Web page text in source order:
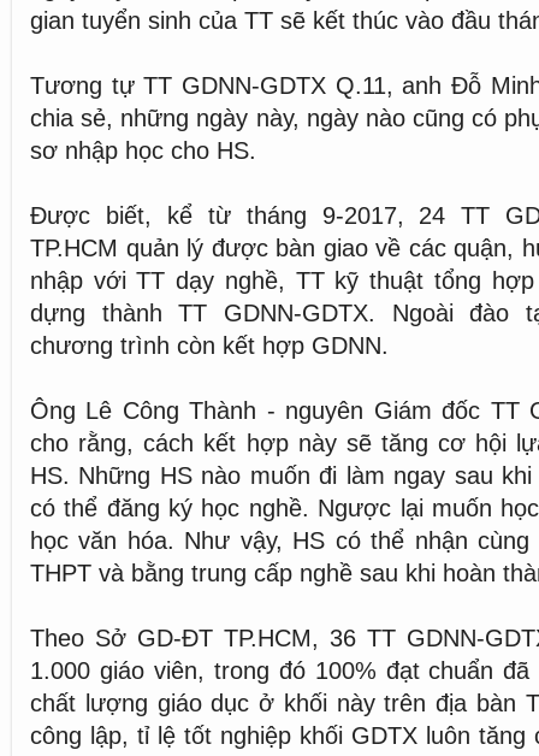
gian tuyển sinh của TT sẽ kết thúc vào đầu
Tương tự TT GDNN-GDTX Q.11, anh Đỗ
chia sẻ, những ngày này, ngày nào cũng có
sơ nhập học cho HS.
Được biết, kể từ tháng 9-2017, 24 TT
TP.HCM quản lý được bàn giao về các quận,
nhập với TT dạy nghề, TT kỹ thuật tổng
dựng thành TT GDNN-GDTX. Ngoài đào
chương trình còn kết hợp GDNN.
Ông Lê Công Thành - nguyên Giám đốc TT
cho rằng, cách kết hợp này sẽ tăng cơ hội
HS. Những HS nào muốn đi làm ngay sau
có thể đăng ký học nghề. Ngược lại muốn
học văn hóa. Như vậy, HS có thể nhận
THPT và bằng trung cấp nghề sau khi hoàn
Theo Sở GD-ĐT TP.HCM, 36 TT GDNN-
1.000 giáo viên, trong đó 100% đạt chuẩn
chất lượng giáo dục ở khối này trên địa bàn
công lập, tỉ lệ tốt nghiệp khối GDTX luôn tăng